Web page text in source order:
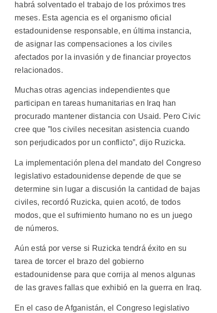
habrá solventado el trabajo de los próximos tres
meses. Esta agencia es el organismo oficial
estadounidense responsable, en última instancia,
de asignar las compensaciones a los civiles
afectados por la invasión y de financiar proyectos
relacionados.
Muchas otras agencias independientes que
participan en tareas humanitarias en Iraq han
procurado mantener distancia con Usaid. Pero Civic
cree que ”los civiles necesitan asistencia cuando
son perjudicados por un conflicto”, dijo Ruzicka.
La implementación plena del mandato del Congreso
legislativo estadounidense depende de que se
determine sin lugar a discusión la cantidad de bajas
civiles, recordó Ruzicka, quien acotó, de todos
modos, que el sufrimiento humano no es un juego
de números.
Aún está por verse si Ruzicka tendrá éxito en su
tarea de torcer el brazo del gobierno
estadounidense para que corrija al menos algunas
de las graves fallas que exhibió en la guerra en Iraq.
En el caso de Afganistán, el Congreso legislativo